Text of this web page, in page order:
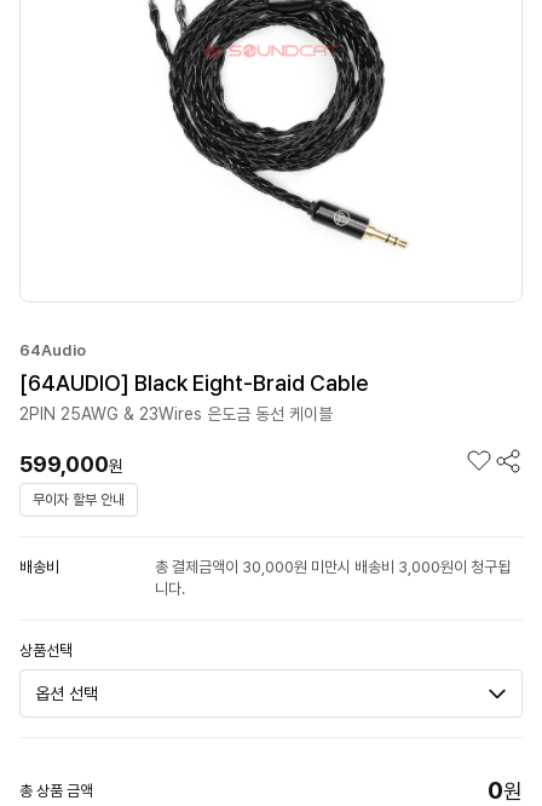
64Audio
[64AUDIO] Black Eight-Braid Cable
2PIN 25AWG & 23Wires 은도금 동선 케이블
599,000원
무이자 할부 안내
배송비
총 결제금액이 30,000원 미만시 배송비 3,000원이 청구됩
니다.
상품선택
총 상품 금액 0원